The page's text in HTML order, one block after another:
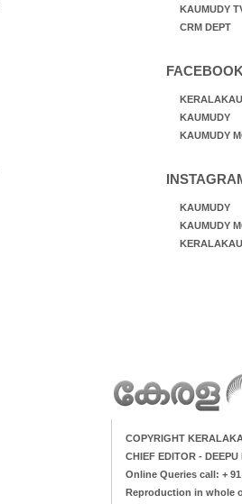
KAUMUDY
CRM DEPT
FACEBOOK
KAUMUDY
KAUMUDY
KAUMUDY
KAUMUDY
COPYRIGHT
CHIEF EDITOR - DEEPU
Online Queries call: + 91
Reproduction in whole